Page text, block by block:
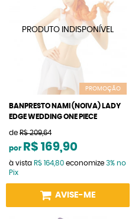
PROMOÇÃO
BANPRESTO NAMI (NOIVA) LADY
EDGE WEDDING ONE PIECE
de R$ 209,64
por R$ 169,90
à vista R$ 164,80 economize 3% no
Pix
AVISE-ME